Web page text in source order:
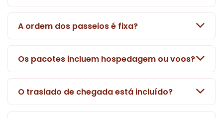
A ordem dos passeios é fixa?
Os pacotes incluem hospedagem ou voos?
O traslado de chegada está incluído?